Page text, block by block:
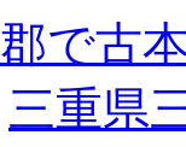
で古
三重県